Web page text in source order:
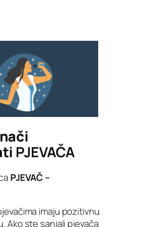
PJEVAČA
PJEVAČ –
imaju pozitivnu
Ako ste sanjali pjevača